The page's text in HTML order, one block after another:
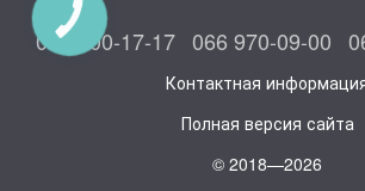
044 300-17-17 066 970-09-00
Контактная
Полная версия сайта
© 2018—2026
КНОПКА
СВЯЗИ